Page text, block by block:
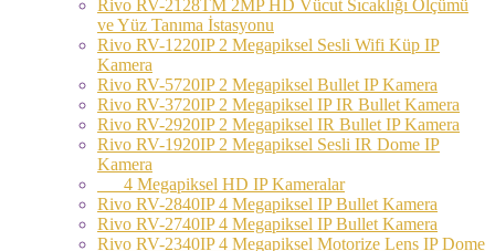
Rivo RV-2128TM 2MP HD Vücut Sıcaklığı Ölçümü
ve Yüz Tanıma İstasyonu
Rivo RV-1220IP 2 Megapiksel Sesli Wifi Küp IP
Kamera
Rivo RV-5720IP 2 Megapiksel Bullet IP Kamera
Rivo RV-3720IP 2 Megapiksel IP IR Bullet Kamera
Rivo RV-2920IP 2 Megapiksel IR Bullet IP Kamera
Rivo RV-1920IP 2 Megapiksel Sesli IR Dome IP
Kamera
4 Megapiksel HD IP Kameralar
Rivo RV-2840IP 4 Megapiksel IP Bullet Kamera
Rivo RV-2740IP 4 Megapiksel IP Bullet Kamera
Rivo RV-2340IP 4 Megapiksel Motorize Lens IP Dome